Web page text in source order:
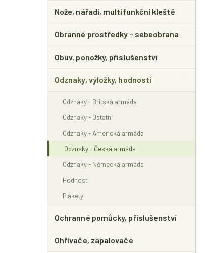
Nože, nářadí, multifunkční kleště
Obranné prostředky - sebeobrana
Obuv, ponožky, příslušenství
Odznaky, výložky, hodnosti
Odznaky - Britská armáda
Odznaky - Ostatní
Odznaky - Americká armáda
Odznaky - Česká armáda
Odznaky - Německá armáda
Hodnosti
Plakety
Ochranné pomůcky, příslušenství
Ohřívače, zapalovače